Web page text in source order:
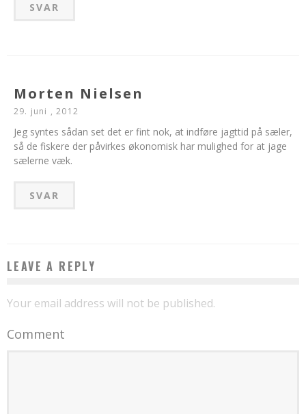
SVAR
Morten Nielsen
29. juni , 2012
Jeg syntes sådan set det er fint nok, at indføre jagttid på sæler,
så de fiskere der påvirkes økonomisk har mulighed for at jage
sælerne væk.
SVAR
LEAVE A REPLY
Your email address will not be published.
Comment